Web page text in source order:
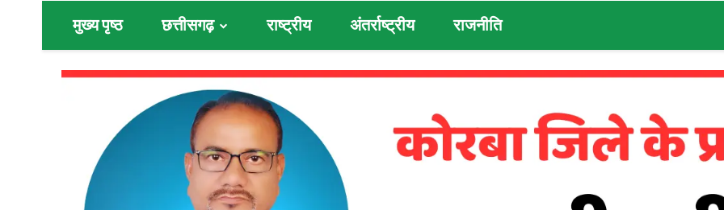
मुख्य पृष्ठ छत्तीसगढ़ राष्ट्रीय अंतर्राष्ट्रीय राजनीति